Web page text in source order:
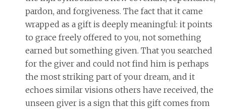
pardon, and forgiveness. The fact that it came
wrapped as a gift is deeply meaningful: it points
to grace freely offered to you, not something
earned but something given. That you searched
for the giver and could not find him is perhaps
the most striking part of your dream, and it
echoes similar visions others have received, the
unseen giver is a sign that this gift comes from